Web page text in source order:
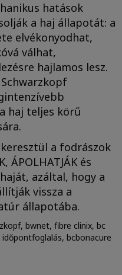
hatások
a haj állapotát: a
elvékonyodhat,
válhat,
hajlamos lesz.
haj teljes körű
a fodrászok
ÁPOLHATJÁK és
azáltal, hogy a
vissza a
állapotába.